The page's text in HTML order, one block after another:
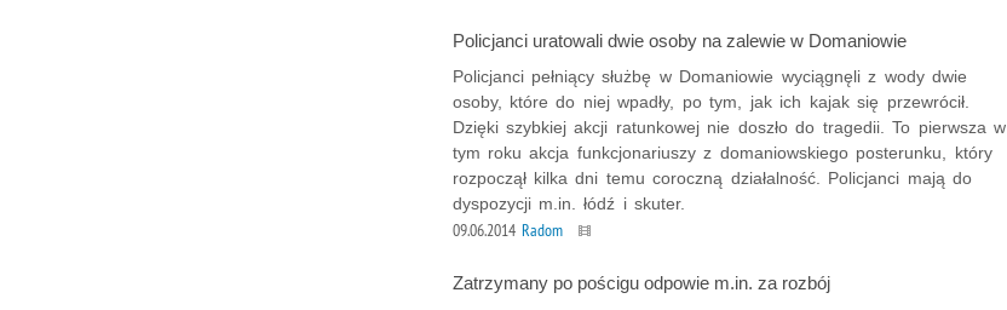
Policjanci uratowali dwie osoby na zalewie w Domaniowie
Policjanci pełniący służbę w Domaniowie wyciągnęli z wody dwie
osoby, które do niej wpadły, po tym, jak ich kajak się przewrócił.
Dzięki szybkiej akcji ratunkowej nie doszło do tragedii. To pierwsza w
tym roku akcja funkcjonariuszy z domaniowskiego posterunku, który
rozpoczął kilka dni temu coroczną działalność. Policjanci mają do
dyspozycji m.in. łódź i skuter.
09.06.2014 Radom
Zatrzymany po pościgu odpowie m.in. za rozbój